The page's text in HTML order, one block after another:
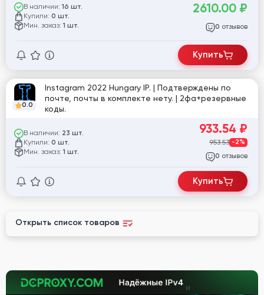
В наличии: 16 шт.
Купили: 0 шт.
Мин. заказ: 1 шт.
2610.00 ₽
0 отзывов
Купить
0.0
Instagram 2022 Hungary IP. | Подтверждены по
почте, почты в комплекте нету. | 2фа+резервные
коды.
В наличии: 23 шт.
Купили: 0 шт.
Мин. заказ: 1 шт.
933.54 ₽
953.53 -2%
0 отзывов
Купить
Открыть список товаров